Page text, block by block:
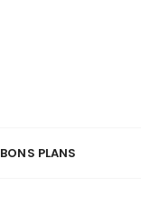
BONS PLANS